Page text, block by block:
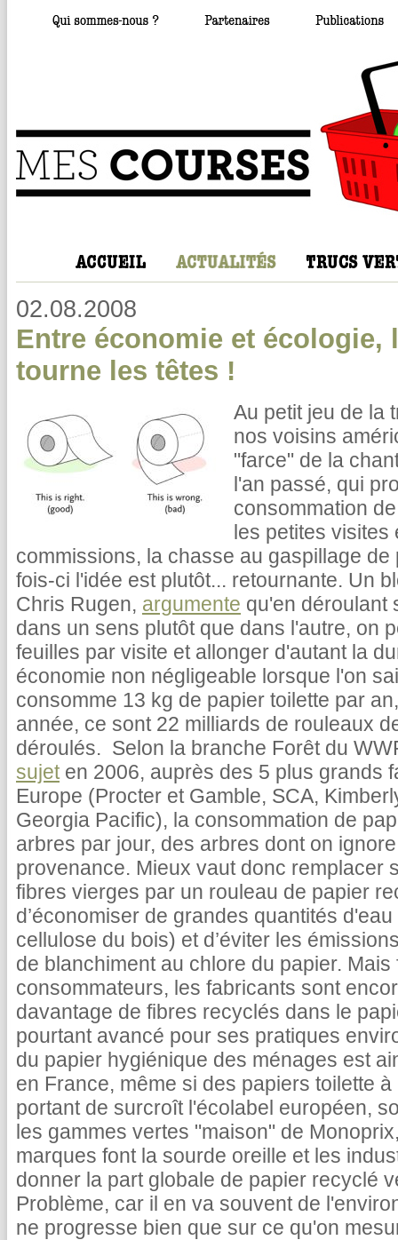
02.08.2008
Entre économie et écologie,
tourne les têtes !
Au petit jeu de la
nos voisins
"farce" de la
l'an passé, qui
consommation
les petites visites
commissions, la chasse au gaspillage
fois-ci l'idée est plutôt... retournante. Un
Chris Rugen, argumente qu'en déroulant
dans un sens plutôt que dans l'autre, on
feuilles par visite et allonger d'autant la
économie non négligeable lorsque l'on
consomme 13 kg de papier toilette par
année, ce sont 22 milliards de rouleaux
déroulés. Selon la branche Forêt du
sujeten 2006, auprès des 5 plus grands
Europe (Procter et Gamble, SCA,
Georgia Pacific), la consommation de
arbres par jour, des arbres dont on
provenance. Mieux vaut donc remplacer
fibres vierges par un rouleau de papier
d’économiser de grandes quantités
cellulose du bois) et d’éviter les
de blanchiment au chlore du papier.
consommateurs, les fabricants sont
davantage de fibres recyclés dans le
pourtant avancé pour ses pratiques
du papier hygiénique des ménages est
en France, même si des papiers toilette
portant de surcroît l'écolabel européen,
les gammes vertes "maison" de
marques font la sourde oreille et les
donner la part globale de papier recyclé
Problème, car il en va souvent de
ne progresse bien que sur ce qu'on